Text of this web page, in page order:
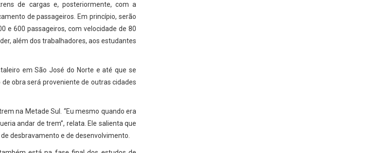
de cargas e, posteriormente, com a
de passageiros. Em princípio, serão
e 600 passageiros, com velocidade de 80
além dos trabalhadores, aos estudantes
em São José do Norte e até que se
obra será proveniente de outras cidades
na Metade Sul. “Eu mesmo quando era
andar de trem”, relata. Ele salienta que
desbravamento e de desenvolvimento.